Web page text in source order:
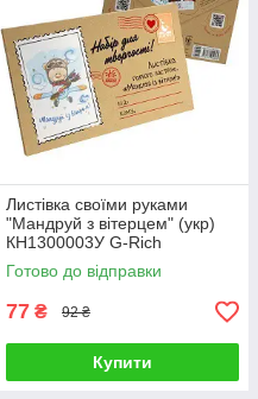
Листівка своїми руками
"Мандруй з вітерцем" (укр)
КН1300003У G-Rich
Готово до відправки
77 ₴ 92 ₴
Купити